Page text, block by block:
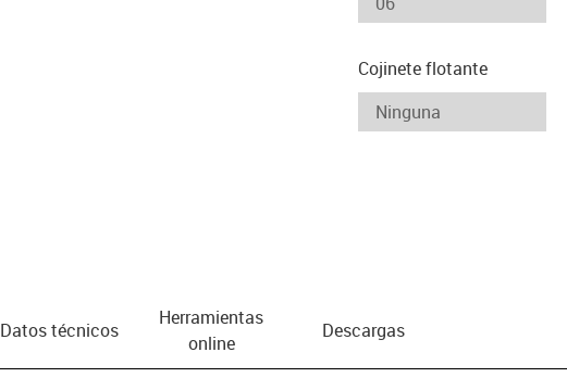
Cojinete flotante
Datos técnicos
Herramientas
online
Descargas